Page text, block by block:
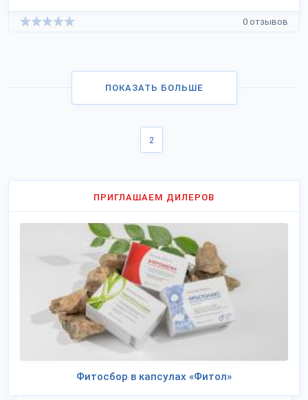
0 отзывов
ПОКАЗАТЬ БОЛЬШЕ
2
ПРИГЛАШАЕМ ДИЛЕРОВ
Фитосбор в капсулах «Фитол»